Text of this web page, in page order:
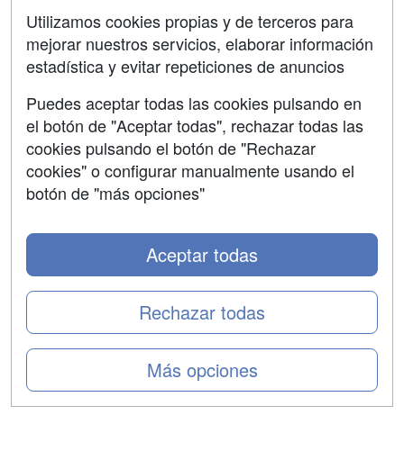
Contactar
Confidencialidad
Aviso legal
Copyleft
Utilizamos cookies propias y de terceros para
mejorar nuestros servicios, elaborar información
estadística y evitar repeticiones de anuncios
Puedes aceptar todas las cookies pulsando en
el botón de "Aceptar todas", rechazar todas las
cookies pulsando el botón de "Rechazar
cookies" o configurar manualmente usando el
botón de "más opciones"
Más opciones
Rechazar todas
Aceptar todas